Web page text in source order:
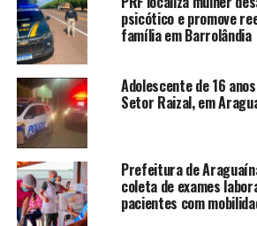
psicótico e promove
família em Barrolândia
Adolescente de 16
Setor Raizal, em
Prefeitura de
coleta de exames
pacientes com